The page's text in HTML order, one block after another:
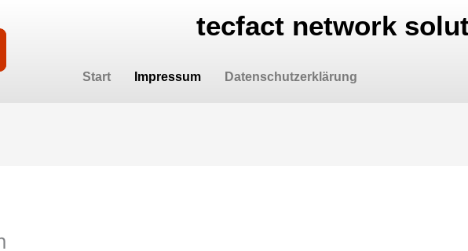
tecfact network
Start Impressum Datenschutzerklärung